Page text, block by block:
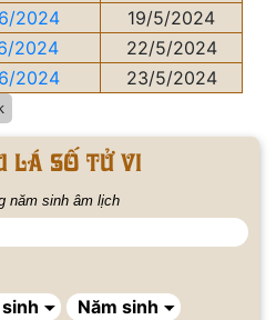
2024
19/5/2024
2024
22/5/2024
2024 23/5/2024
lá số tử vi
năm sinh âm lịch